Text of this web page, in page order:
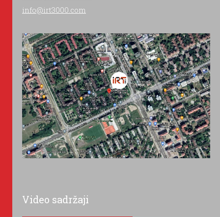
info@irt3000.com
Video sadržaji